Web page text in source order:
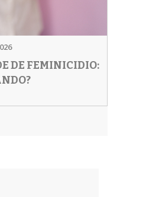
DE FEMINICIDIO: